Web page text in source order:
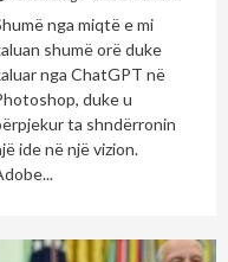
nga miqtë e mi
shumë orë duke
nga ChatGPT në
duke u
ta shndërronin
ide në një vizion.